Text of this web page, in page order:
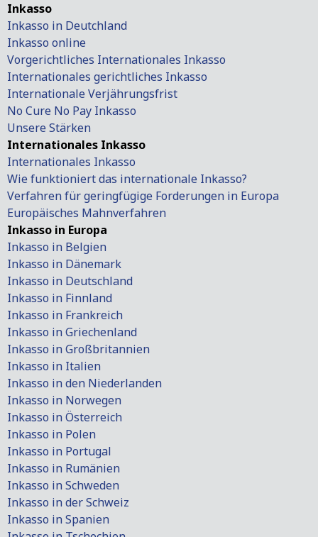
Inkasso
Inkasso in Deutchland
Inkasso online
Vorgerichtliches Internationales Inkasso
Internationales gerichtliches Inkasso
Internationale Verjährungsfrist
No Cure No Pay Inkasso
Unsere Stärken
Internationales Inkasso
Internationales Inkasso
Wie funktioniert das internationale Inkasso?
Verfahren für geringfügige Forderungen in Europa
Europäisches Mahnverfahren
Inkasso in Europa
Inkasso in Belgien
Inkasso in Dänemark
Inkasso in Deutschland
Inkasso in Finnland
Inkasso in Frankreich
Inkasso in Griechenland
Inkasso in Großbritannien
Inkasso in Italien
Inkasso in den Niederlanden
Inkasso in Norwegen
Inkasso in Österreich
Inkasso in Polen
Inkasso in Portugal
Inkasso in Rumänien
Inkasso in Schweden
Inkasso in der Schweiz
Inkasso in Spanien